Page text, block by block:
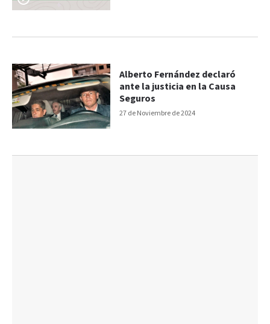
27 de Noviembre de 2024
Alberto Fernández declaró
ante la justicia en la Causa
Seguros